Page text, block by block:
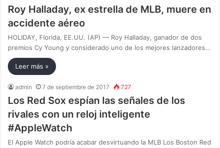
Roy Halladay, ex estrella de MLB, muere en
accidente aéreo
HOLIDAY, Florida, EE.UU. (AP) — Roy Halladay, ganador de dos
premios Cy Young y considerado uno de los mejores lanzadores…
Leer más »
admin 7 de septiembre de 2017 727
Los Red Sox espían las señales de los
rivales con un reloj inteligente
#AppleWatch
El Apple Watch podría acabar desvirtuando la MLB Los Boston Red